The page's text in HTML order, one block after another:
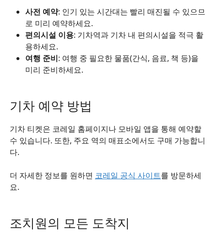
사전 예약: 인기 있는 시간대는 빨리 매진될 수 있으므
로 미리 예약하세요.
편의시설 이용: 기차역과 기차 내 편의시설을 적극 활
용하세요.
여행 준비: 여행 중 필요한 물품(간식, 음료, 책 등)을
미리 준비하세요.
기차 예약 방법
기차 티켓은 코레일 홈페이지나 모바일 앱을 통해 예약할
수 있습니다. 또한, 주요 역의 매표소에서도 구매 가능합니
다.
더 자세한 정보를 원하면 코레일 공식 사이트를 방문하세
요.
조치원의 모든 도착지